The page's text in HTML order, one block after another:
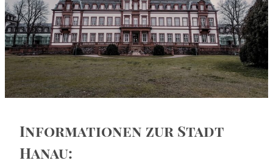
Informationen zur Stadt
Hanau: